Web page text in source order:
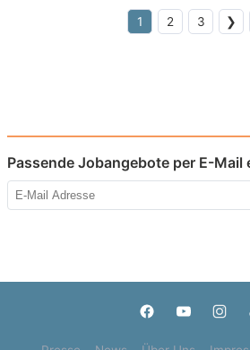
1 2 3 ❯
Passende Jobangebote per E-Mail